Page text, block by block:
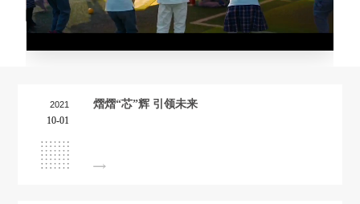
2021
10-01
熠熠“芯”辉 引领未来